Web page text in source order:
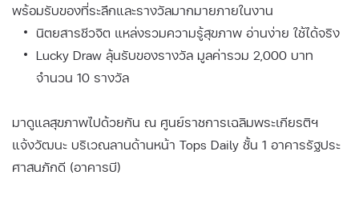
พร้อมรับของที่ระลึกและรางวัลมากมายภายในงาน
นิตยสารชีวจิต แหล่งรวมความรู้สุขภาพ อ่านง่าย ใช้ได้จริง
Lucky Draw ลุ้นรับของรางวัล มูลค่ารวม 2,000 บาท
จำนวน 10 รางวัล
มาดูแลสุขภาพไปด้วยกัน ณ ศูนย์ราชการเฉลิมพระเกียรติฯ
แจ้งวัฒนะ บริเวณลานด้านหน้า Tops Daily ชั้น 1 อาคารรัฐประ
ศาสนภักดี (อาคารบี)